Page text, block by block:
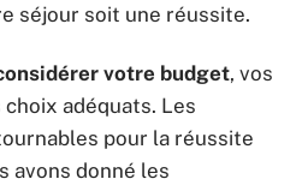
séjour soit une réussite.
votre budget, vos
adéquats. Les
pour la réussite
avons donné les